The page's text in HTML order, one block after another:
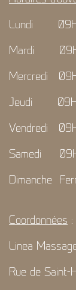
Lundi
Mardi
Mercredi
Jeudi
Vendredi
Samedi
Dimanche
Coordonnées :
Linea
Rue de